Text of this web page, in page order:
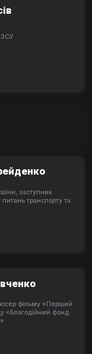
ЗСУ
заступник
транспорту та
фільму «Перший
«Благодійний фонд